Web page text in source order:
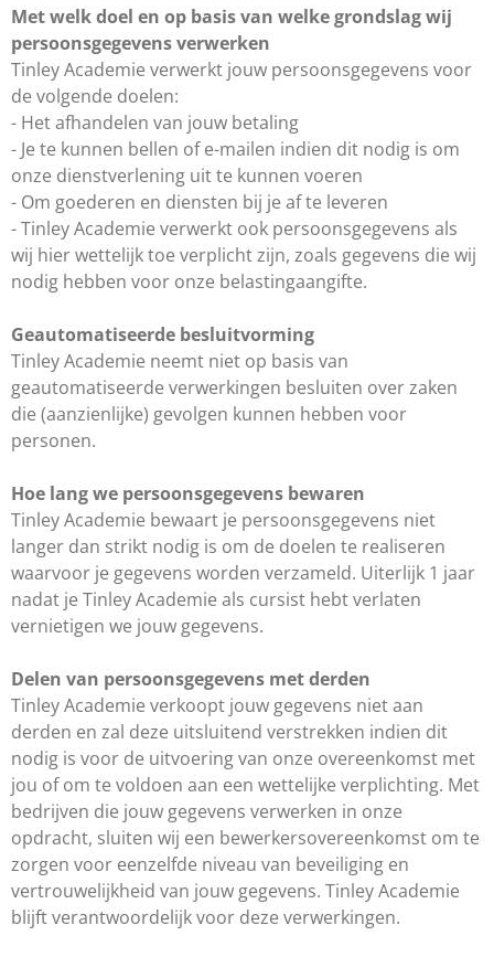
Met welk doel en op basis van welke grondslag wij
persoonsgegevens verwerken
Tinley Academie verwerkt jouw persoonsgegevens voor
de volgende doelen:
- Het afhandelen van jouw betaling
- Je te kunnen bellen of e-mailen indien dit nodig is om
onze dienstverlening uit te kunnen voeren
- Om goederen en diensten bij je af te leveren
- Tinley Academie verwerkt ook persoonsgegevens als
wij hier wettelijk toe verplicht zijn, zoals gegevens die wij
nodig hebben voor onze belastingaangifte.
Geautomatiseerde besluitvorming
Tinley Academie neemt niet op basis van
geautomatiseerde verwerkingen besluiten over zaken
die (aanzienlijke) gevolgen kunnen hebben voor
personen.
Hoe lang we persoonsgegevens bewaren
Tinley Academie bewaart je persoonsgegevens niet
langer dan strikt nodig is om de doelen te realiseren
waarvoor je gegevens worden verzameld. Uiterlijk 1 jaar
nadat je Tinley Academie als cursist hebt verlaten
vernietigen we jouw gegevens.
Delen van persoonsgegevens met derden
Tinley Academie verkoopt jouw gegevens niet aan
derden en zal deze uitsluitend verstrekken indien dit
nodig is voor de uitvoering van onze overeenkomst met
jou of om te voldoen aan een wettelijke verplichting. Met
bedrijven die jouw gegevens verwerken in onze
opdracht, sluiten wij een bewerkersovereenkomst om te
zorgen voor eenzelfde niveau van beveiliging en
vertrouwelijkheid van jouw gegevens. Tinley Academie
blijft verantwoordelijk voor deze verwerkingen.